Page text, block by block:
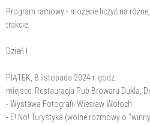
Program ramowy - możecie liczyć na
trakcie:
Dzień I
PIĄTEK, 8 listopada 2024 r. godz.
miejsce: Restauracja Pub Browaru Dukla,
- Wystawa Fotografii Wiesław Wołoch
- E! No! Turystyka (wolne rozmowy o